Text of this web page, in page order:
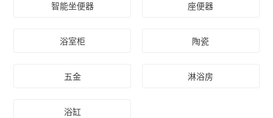
智能坐便器 座便器
浴室柜 陶瓷
五金 淋浴房
浴缸